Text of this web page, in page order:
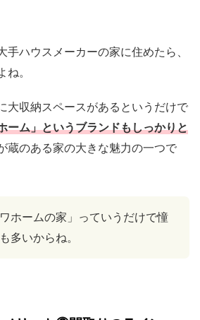
手ハウスメーカーの家に住めたら、
。
大収納スペースがあるというだけで
ーム」というブランドもしっかりと
蔵のある家の大きな魅力の一つで
ワホームの家」っていうだけで憧
多いからね。